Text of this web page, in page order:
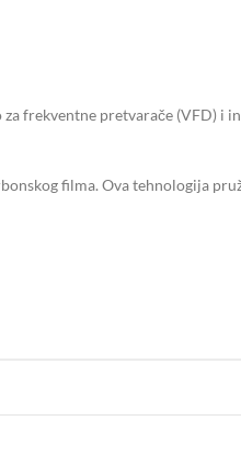
frekventne pretvarače (VFD) i
filma. Ova tehnologija